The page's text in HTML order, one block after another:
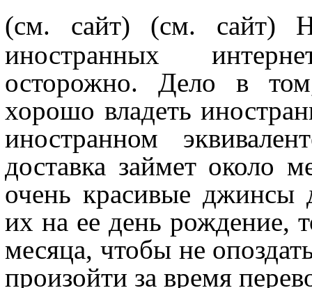
(см. сайт) (см. сайт)
иностранных
осторожно. Дело в
хорошо владеть
иностранном
доставка займет около
очень красивые джинсы
их на ее день рождение,
месяца, чтобы не
произойти за время